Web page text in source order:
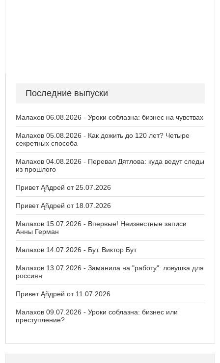
Последние выпуски
Малахов 06.08.2026 - Уроки соблазна: бизнес на чувствах
Малахов 05.08.2026 - Как дожить до 120 лет? Четыре
секретных способа
Малахов 04.08.2026 - Перевал Дятлова: куда ведут следы
из прошлого
Привет Ąñдpей от 25.07.2026
Привет Ąñдpей от 18.07.2026
Малахов 15.07.2026 - Впервые! Неизвестные записи
Анны Герман
Малахов 14.07.2026 - Бут. Виктор Бут
Малахов 13.07.2026 - Заманила на "работу": ловушка для
россиян
Привет Ąñдpей от 11.07.2026
Малахов 09.07.2026 - Уроки соблазна: бизнес или
преступление?